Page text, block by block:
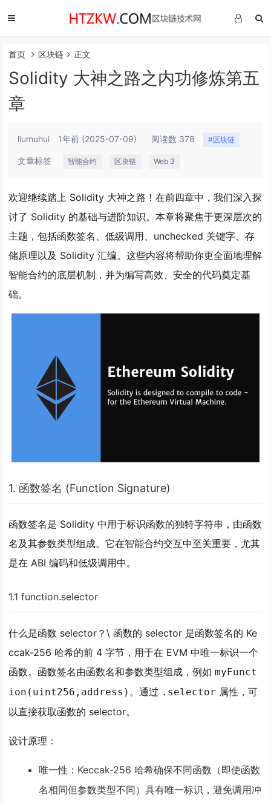
首页 区块链 正文
Solidity 大神之路之内功修炼第五
章
liumuhui 1年前 (2025-07-09) 阅读数 378 #区块链
文章标签 智能合约 区块链 Web 3
欢迎继续踏上 Solidity 大神之路！在前四章中，我们深入探
讨了 Solidity 的基础与进阶知识。本章将聚焦于更深层次的
主题，包括函数签名、低级调用、unchecked 关键字、存
储原理以及 Solidity 汇编。这些内容将帮助你更全面地理解
智能合约的底层机制，并为编写高效、安全的代码奠定基
础。
1. 函数签名 (Function Signature)
函数签名是 Solidity 中用于标识函数的独特字符串，由函数
名及其参数类型组成。它在智能合约交互中至关重要，尤其
是在 ABI 编码和低级调用中。
1.1 function.selector
什么是函数 selector？\ 函数的 selector 是函数签名的 Ke
ccak-256 哈希的前 4 字节，用于在 EVM 中唯一标识一个
函数。函数签名由函数名和参数类型组成，例如myFunct
ion(uint256,address) 。通过 .selector 属性，可
以直接获取函数的 selector。
设计原理 ：
唯一性 ：Keccak-256 哈希确保不同函数（即使函数
名相同但参数类型不同）具有唯一标识，避免调用冲